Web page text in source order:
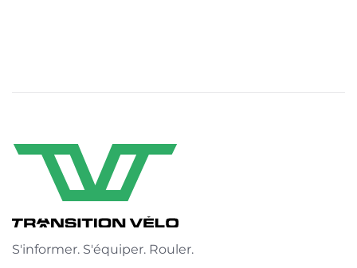
S'informer. S'équiper. Rouler.